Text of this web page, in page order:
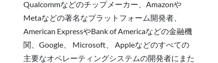
Qualcommなどのチップメーカー、Amazonや
Metaなどの著名なプラットフォーム開発者、
American ExpressやBank of Americaなどの金融機
関、Google、 Microsoft、 Appleなどのすべての
主要なオペレーティングシステムの開発者にまた